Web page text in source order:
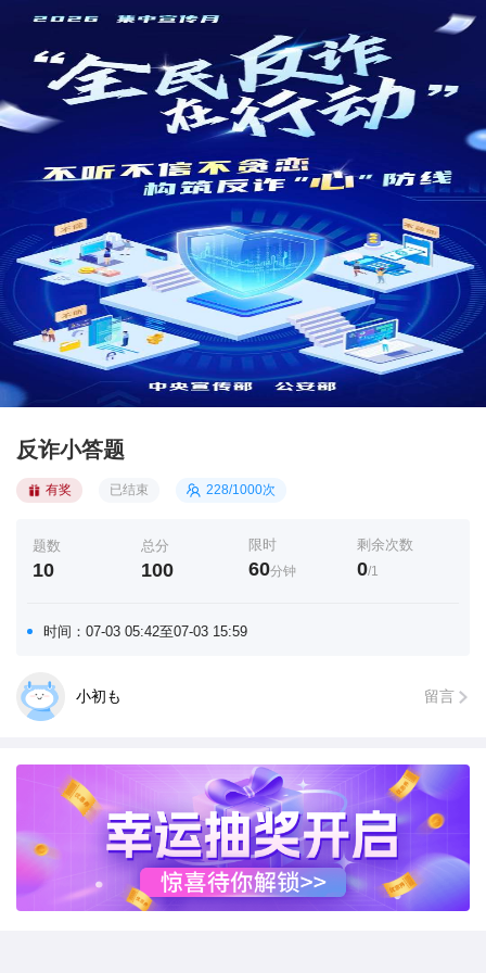
反诈小答题
有奖 已结束 228/1000次
题数
10
总分
100
限时
60分钟
剩余次数
0/1
时间： 07-03 05:42至07-03 15:59
小初も 留言